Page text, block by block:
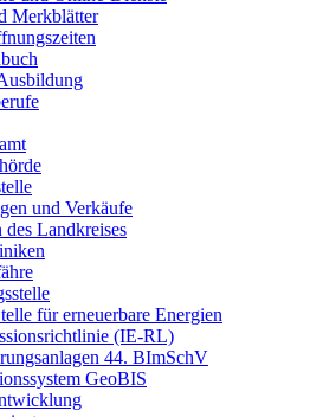
Merkblätter
und Verkäufe
Landkreises
für erneuerbare Energien
(IE-RL)
44. BImSchV
GeoBIS